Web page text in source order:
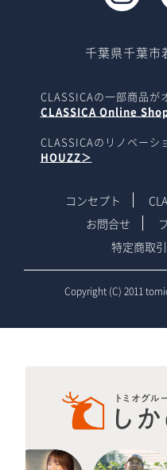
千葉県千葉市
CLASSICAの一部商品が
CLASSICA Online
CLASSICAのリノベーシ
HOUZZ＞
コンセプト
お問合せ
特定商取
Copyright (C) 2011